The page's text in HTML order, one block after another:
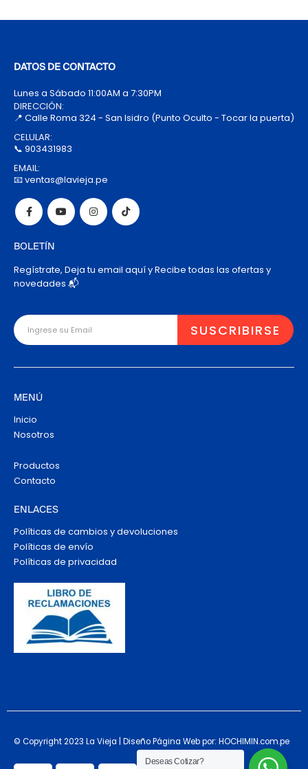
DATOS DE CONTACTO
Lunes a Sábado 11:00AM a 7:30PM
DIRECCIÓN:
📍 Calle Roma 324 - San Isidro (Punto Oculto - Tocar la puerta)
CELULAR:
📞 903431983
EMAIL:
📧 ventas@lavieja.pe
BOLETÍN
Regístrate, Deja tu email aquí y Recibe todas las ofertas y
novedades 📬
MENÚ
Inicio
Nosotros
Productos
Contacto
ENLACES
Políticas de cambios y devoluciones
Políticas de envío
Políticas de privacidad
© Copyright 2023 La Vieja | Diseño Página Web por: HOCHIMIN.com.pe
Deseas Cotizar?